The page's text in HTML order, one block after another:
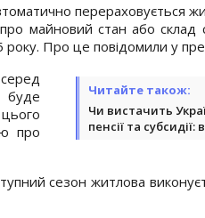
перераховується
майновий стан або склад
Про це повідомили у
Читайте також:
Чи вистачить
пенсії та субсидії:
буде
про
сезон житлова